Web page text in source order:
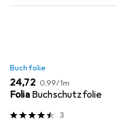
Buchfolie
EUR
24,72 EUR
0,99/1m
Folia Buchschutzfolie
3